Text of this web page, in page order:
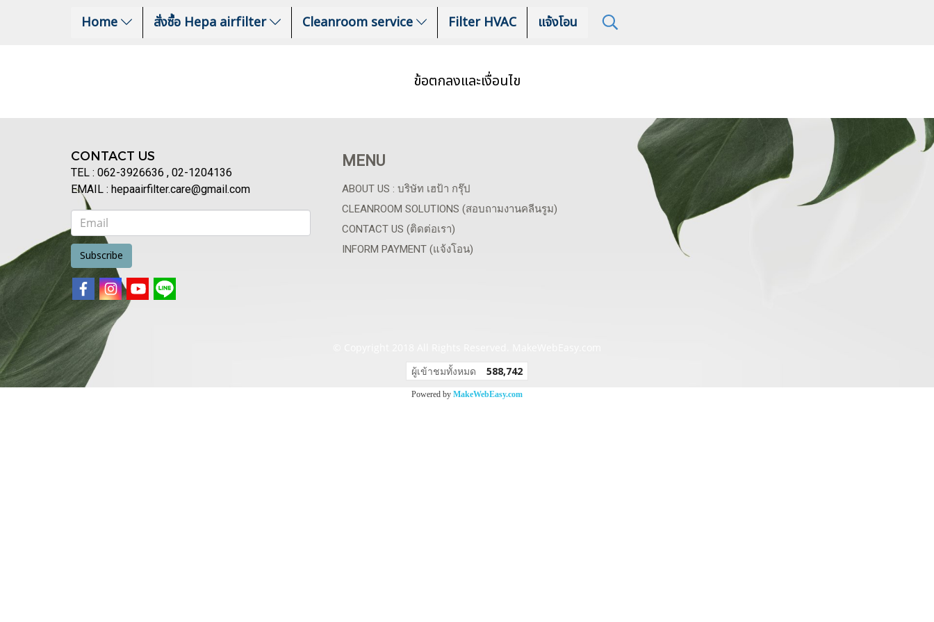
Home สั่งซื้อ Hepa airfilter Cleanroom service Filter HVAC แจ้งโอน
ข้อตกลงและเงื่อนไข
CONTACT US
TEL : 062-3926636 , 02-1204136
EMAIL : hepaairfilter.care@gmail.com
Subscribe
MENU
ABOUT US : บริษัท เฮป้า กรุ๊ป
CLEANROOM SOLUTIONS (สอบถามงานคลีนรูม)
CONTACT US (ติดต่อเรา)
INFORM PAYMENT (แจ้งโอน)
ผู้เข้าชมทั้งหมด
588,742
Powered by MakeWebEasy.com